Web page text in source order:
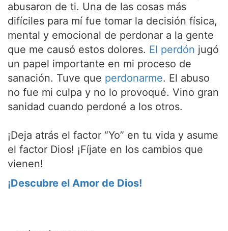
abusaron de ti. Una de las cosas más
difíciles para mí fue tomar la decisión física,
mental y emocional de perdonar a la gente
que me causó estos dolores. El perdón jugó
un papel importante en mi proceso de
sanación. Tuve que perdonarme. El abuso
no fue mi culpa y no lo provoqué. Vino gran
sanidad cuando perdoné a los otros.
¡Deja atrás el factor “Yo” en tu vida y asume
el factor Dios! ¡Fíjate en los cambios que
vienen!
¡Descubre el Amor de Dios!